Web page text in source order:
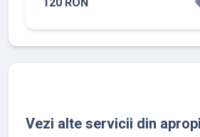
Vezi alte servicii din